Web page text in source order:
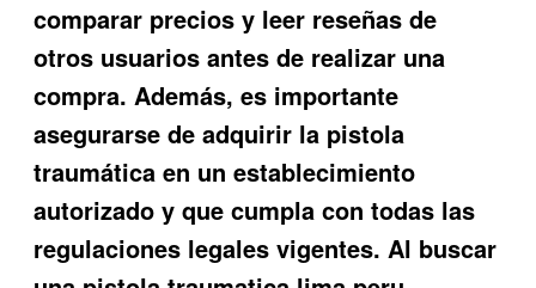
comparar precios y leer reseñas de
otros usuarios antes de realizar una
compra. Además, es importante
asegurarse de adquirir la pistola
traumática en un establecimiento
autorizado y que cumpla con todas las
regulaciones legales vigentes. Al buscar